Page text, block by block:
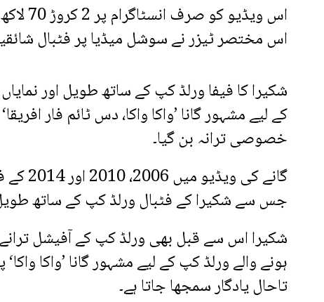
اس مختصر ٹیزر نے سوشل میڈیا پر فٹبال
کے لیے مشہور گانا ’واکا واکا، دس ٹائم فار
خصوصی ترانہ بن گیا۔
گانے
جس سے شکیرا کے فٹبال ورلڈ کپ کے ساتھ
ہونے والے ورلڈ کپ کے لیے مشہور گانا ’واکا
تاحال یادگار سمجھا جاتا ہے۔